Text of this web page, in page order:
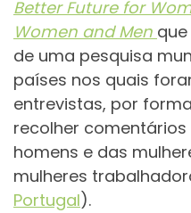
Better Future for
Women and Men
de uma pesquisa
países nos quais
entrevistas, por
recolher
homens e das
mulheres
Portugal).